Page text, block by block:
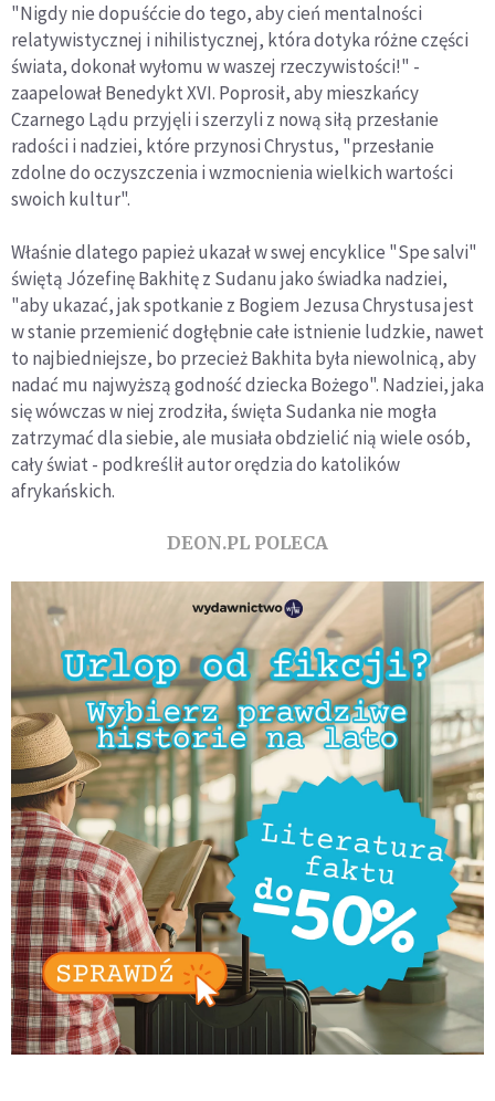
"Nigdy nie dopuśćcie do tego, aby cień mentalności
relatywistycznej i nihilistycznej, która dotyka różne części
świata, dokonał wyłomu w waszej rzeczywistości!" -
zaapelował Benedykt XVI. Poprosił, aby mieszkańcy
Czarnego Lądu przyjęli i szerzyli z nową siłą przesłanie
radości i nadziei, które przynosi Chrystus, "przesłanie
zdolne do oczyszczenia i wzmocnienia wielkich wartości
swoich kultur".
Właśnie dlatego papież ukazał w swej encyklice "Spe salvi"
świętą Józefinę Bakhitę z Sudanu jako świadka nadziei,
"aby ukazać, jak spotkanie z Bogiem Jezusa Chrystusa jest
w stanie przemienić dogłębnie całe istnienie ludzkie, nawet
to najbiedniejsze, bo przecież Bakhita była niewolnicą, aby
nadać mu najwyższą godność dziecka Bożego". Nadziei, jaka
się wówczas w niej zrodziła, święta Sudanka nie mogła
zatrzymać dla siebie, ale musiała obdzielić nią wiele osób,
cały świat - podkreślił autor orędzia do katolików
afrykańskich.
DEON.PL POLECA